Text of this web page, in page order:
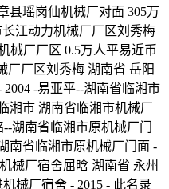
县瑶岗仙机械厂对面 305万
江动力机械厂厂区刘秀梅
械厂厂区 0.5万人平易近币
厂厂区刘秀梅 湖南省 岳阳
-易亚平--湖南省临湘市
湘市 湖南省临湘市机械厂
湖南省临湘市原机械厂门
南省临湘市原机械厂门面 -
械厂宿舍屈晗 湖南省 永州
械厂宿舍 - 2015 - 此名录